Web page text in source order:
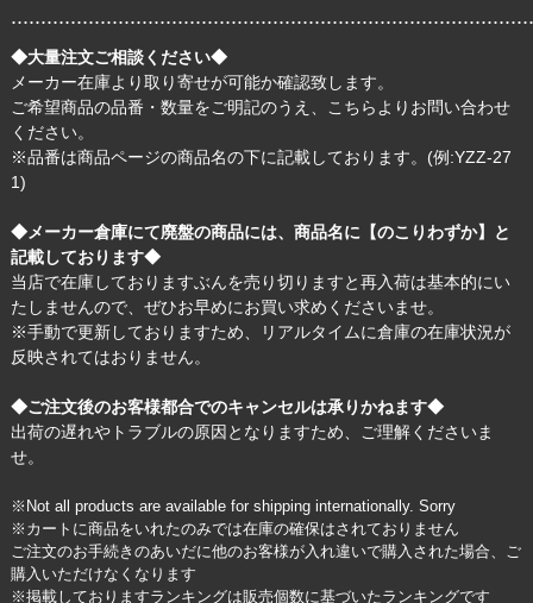
◆大量注文ご相談ください◆
メーカー在庫より取り寄せが可能か確認致します。
ご希望商品の品番・数量をご明記のうえ、
こちら よりお問い合わせ
ください。
※品番は商品ページの商品名の下に記載しております。(例:YZZ-27
1)
◆メーカー倉庫にて廃盤の商品には、商品名に【のこりわずか】と
記載しております◆
当店で在庫しておりますぶんを売り切りますと再入荷は基本的にい
たしませんので、ぜひお早めにお買い求めくださいませ。
※手動で更新しておりますため、リアルタイムに倉庫の在庫状況が
反映されてはおりません。
◆ご注文後のお客様都合でのキャンセルは承りかねます◆
出荷の遅れやトラブルの原因となりますため、ご理解くださいま
せ。
※Not all products are available for shipping internationally. Sorry
※カートに商品をいれたのみでは在庫の確保はされておりません
ご注文のお手続きのあいだに他のお客様が入れ違いで購入された場合、ご
購入いただけなくなります
※掲載しておりますランキングは販売個数に基づいたランキングです